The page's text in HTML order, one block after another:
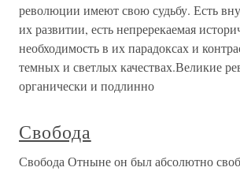
революции имеют свою судьбу. Есть
их развитии, есть непререкаемая
необходимость в их парадоксах и
темных и светлых качествах.Великие
органически и подлинно
Свобода
Свобода Отныне он был абсолютно